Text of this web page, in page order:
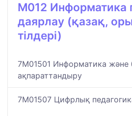
M012 Информатика
даярлау (қазақ,
тілдері)
7M01501 Информатика және
ақпараттандыру
7M01507 Цифрлық